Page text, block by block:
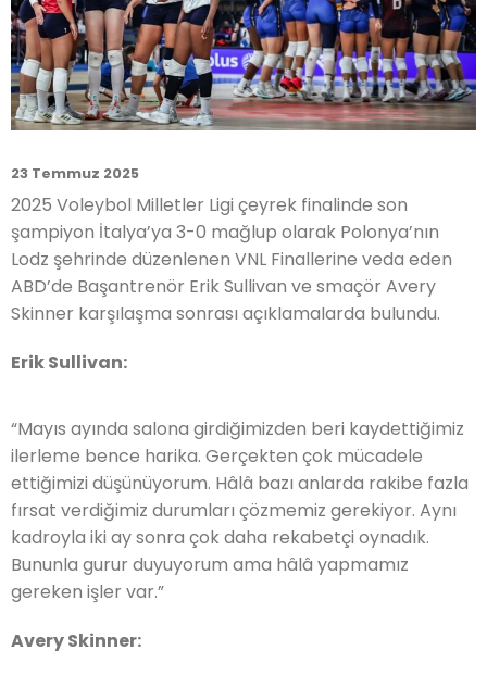
23 Temmuz 2025
2025 Voleybol Milletler Ligi çeyrek finalinde son
şampiyon İtalya’ya 3-0 mağlup olarak Polonya’nın
Lodz şehrinde düzenlenen VNL Finallerine veda eden
ABD’de Başantrenör Erik Sullivan ve smaçör Avery
Skinner karşılaşma sonrası açıklamalarda bulundu.
Erik Sullivan:
“Mayıs ayında salona girdiğimizden beri kaydettiğimiz
ilerleme bence harika. Gerçekten çok mücadele
ettiğimizi düşünüyorum. Hâlâ bazı anlarda rakibe fazla
fırsat verdiğimiz durumları çözmemiz gerekiyor. Aynı
kadroyla iki ay sonra çok daha rekabetçi oynadık.
Bununla gurur duyuyorum ama hâlâ yapmamız
gereken işler var.”
Avery Skinner: